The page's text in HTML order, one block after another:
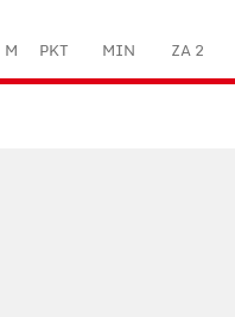
M PKT MIN ZA 2